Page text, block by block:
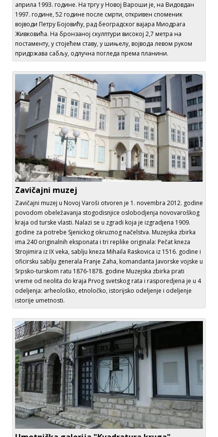
априла 1993. године. На тргу у Новој Вароши је, на Видовдан
1997. године, 52 године после смрти, откривен споменик
војводи Петру Бојовићу, рад београдског вајара Миодрага
Живковића. На бронзаној скулптури високој 2,7 метра на
постаменту, у стојећем ставу, у шињелу, војвода левом руком
придржава сабљу, одлучна погледа према планини.
Zavičajni muzej
Zavičajni muzej u Novoj Varoši otvoren je 1. novembra 2012. godine
povodom obeležavanja stogodisnjice oslobodjenja novovaroškog
kraja od turske vlasti. Nalazi se u zgradi koja je izgradjena 1909.
godine za potrebe Sjenickog okruznog načelstva. Muzejska zbirka
ima 240 originalnih eksponata i tri replike originala: Pečat kneza
Strojimira iz IX veka, sablju kneza Mihaila Raskovica iz 1516. godine i
oficirsku sablju generala Franje Zaha, komandanta Javorske vojske u
Srpsko-turskom ratu 1876-1878. godine Muzejska zbirka prati
vreme od neolita do kraja Prvog svetskog rata i rasporedjena je u 4
odeljenja: arheološko, etnoločko, istorijsko odeljenje i odeljenje
istorije umetnosti.